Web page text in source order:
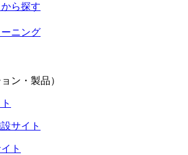
ら探す
ニング
ン・製品）
サイト
ト